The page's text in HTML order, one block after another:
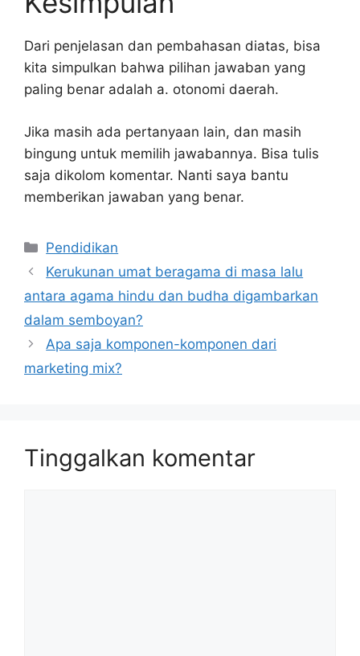
Dari penjelasan dan pembahasan diatas, bisa
kita simpulkan bahwa pilihan jawaban yang
paling benar adalah a. otonomi daerah.
Jika masih ada pertanyaan lain, dan masih
bingung untuk memilih jawabannya. Bisa tulis
saja dikolom komentar. Nanti saya bantu
memberikan jawaban yang benar.
Kategori
Pendidikan
Kerukunan umat beragama di masa lalu
antara agama hindu dan budha digambarkan
dalam semboyan?
Apa saja komponen-komponen dari
marketing mix?
Tinggalkan komentar